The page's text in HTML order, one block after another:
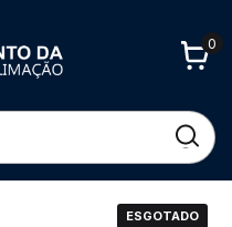
0
ESGOTADO